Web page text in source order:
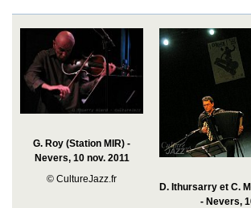
G. Roy (Station MIR) -
Nevers, 10 nov. 2011
© CultureJazz.fr
D. Ithursarry et C.
- Nevers,